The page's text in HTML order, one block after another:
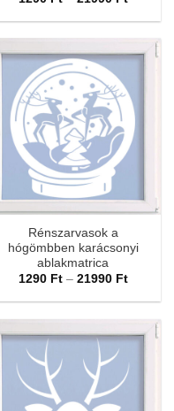
-
Rénszarvasok a
hógömbben karácsonyi
ablakmatrica
1290 Ft – 21990 Ft
-